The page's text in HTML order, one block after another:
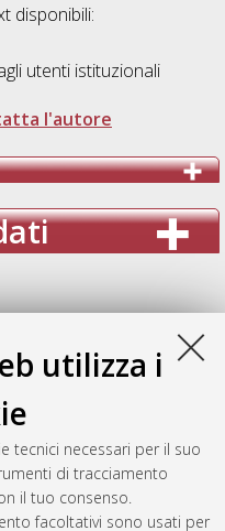
utilizza i
tecnici necessari per il suo
di tracciamento
il tuo consenso.
facoltativi sono usati per
disponibili:
utenti istituzionali
l'autore